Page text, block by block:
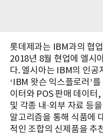
롯데제과는 IBM과의 협
2018년 8월 현업에 엘시
다. 엘시아는 IBM의 인공
‘IBM 왓슨 익스플로러’
이터와 POS 판매 데이터
및 각종 내·외부 자료 등
알고리즘을 통해 식품에
적인 조합의 신제품을 추